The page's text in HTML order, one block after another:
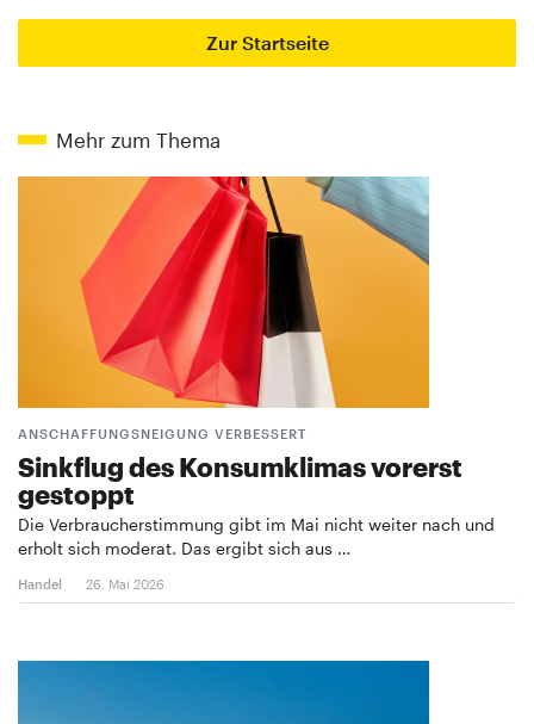
Zur Startseite
Mehr zum Thema
ANSCHAFFUNGSNEIGUNG VERBESSERT
Sinkflug des Konsumklimas vorerst
gestoppt
Die Verbraucherstimmung gibt im Mai nicht weiter nach und
erholt sich moderat. Das ergibt sich aus …
Handel 26. Mai 2026